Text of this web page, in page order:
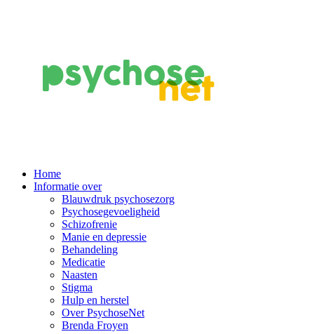
Main
Navigation
Home
Informatie over
Blauwdruk psychosezorg
Psychosegevoeligheid
Schizofrenie
Manie en depressie
Behandeling
Medicatie
Naasten
Stigma
Hulp en herstel
Over PsychoseNet
Brenda Froyen